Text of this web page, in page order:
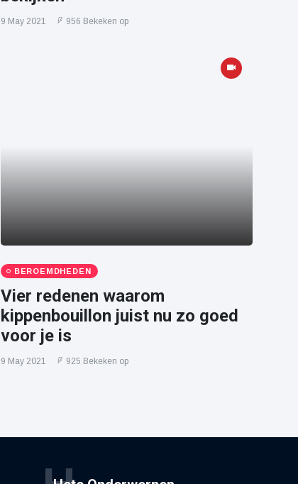
9 May 2021 956 Bekeken op
BEROEMDHEDEN
Vier redenen waarom
kippenbouillon juist nu zo goed
voor je is
9 May 2021 925 Bekeken op